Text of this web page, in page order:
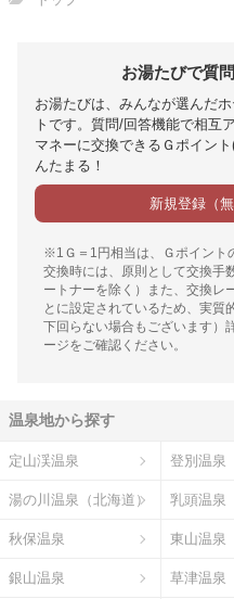
お湯たびで質
お湯たびは、みんなが選んだ
トです。質問/回答機能で相互
マネーに交換できるＧポイン
んたまる！
新規登録（
※1Ｇ＝1円相当は、Ｇポイント
交換時には、原則として交換手
ートナーを除く）また、交換レ
とに設定されているため、実質
下回らない場合もございます）
ージをご確認ください。
温泉地から探す
定山渓温泉 登別温泉
湯の川温泉（北海道） 乳頭温泉
秋保温泉 東山温泉
銀山温泉 草津温泉